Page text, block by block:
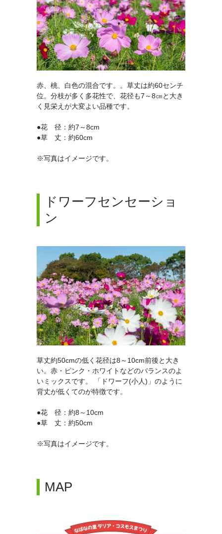
赤、桃、白色の混合です。。草丈は約60センチ
位。分枝が多く多花性で、花径も7～8㎝と大き
く見栄えが大変よい品種です。
●花 径：約7～8cm
●草 丈：約60cm
※写真はイメージです。
ドワーフセンセーショ
ン
草丈約50cmの低く花径は8～10cm前後と大き
い。赤・ピンク・ホワイトなどのバランスのよ
いミックスです。 「ドワーフ(小人)」のように
背丈が低くてのが特徴です。
●花 径：約8～10cm
●草 丈：約50cm
※写真はイメージです。
MAP